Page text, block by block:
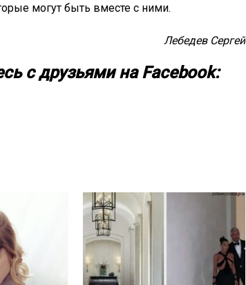
могут быть вместе с ними.
Лебедев Сергей
с друзьями на Facebook: